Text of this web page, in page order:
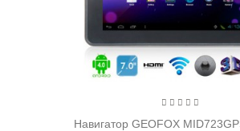
Навигатор GEOFOX